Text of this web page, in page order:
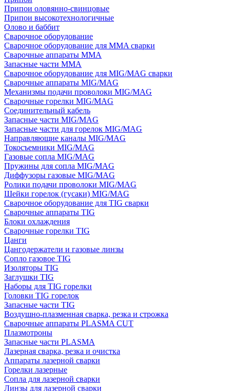
Припои оловянно-свинцовые
Припои высокотехнологичные
Олово и баббит
Сварочное оборудование
Сварочное оборудование для MMA сварки
Сварочные аппараты MMA
Запасные части MMA
Сварочное оборудование для MIG/MAG сварки
Сварочные аппараты MIG/MAG
Механизмы подачи проволоки MIG/MAG
Сварочные горелки MIG/MAG
Соединительный кабель
Запасные части MIG/MAG
Запасные части для горелок MIG/MAG
Направляющие каналы MIG/MAG
Токосъемники MIG/MAG
Газовые сопла MIG/MAG
Пружины для сопла MIG/MAG
Диффузоры газовые MIG/MAG
Ролики подачи проволоки MIG/MAG
Шейки горелок (гусаки) MIG/MAG
Сварочное оборудование для TIG сварки
Сварочные аппараты TIG
Блоки охлаждения
Сварочные горелки TIG
Цанги
Цангодержатели и газовые линзы
Сопло газовое TIG
Изоляторы TIG
Заглушки TIG
Наборы для TIG горелки
Головки TIG горелок
Запасные части TIG
Воздушно-плазменная сварка, резка и строжка
Сварочные аппараты PLASMA CUT
Плазмотроны
Запасные части PLASMA
Лазерная сварка, резка и очистка
Аппараты лазерной сварки
Горелки лазерные
Сопла для лазерной сварки
Линзы для лазерной сварки